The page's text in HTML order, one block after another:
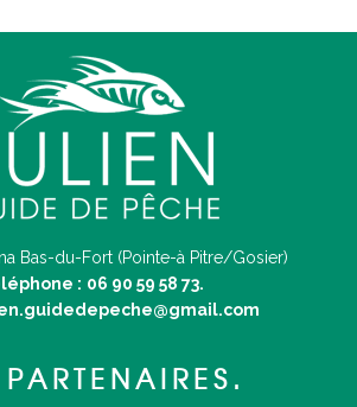
Bas-du-Fort (Pointe-à Pitre/Gosier)
: 06 90 59 58 73.